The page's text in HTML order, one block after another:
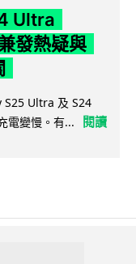
Ultra
發熱疑與
S25 Ultra 及 S24
電變慢。有...
閱讀